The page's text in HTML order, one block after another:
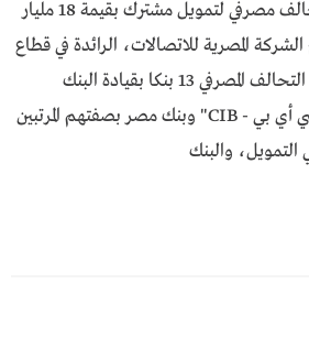
شارك بنك القاهرة، في تحالف مصرفي لتمويل مشترك بقيمة 18 مليار
لصالح الشركة المصرية للاتصالات، الرائدة في قطاع
الاتصالات في مصر. ويضم التحالف المصرفي 13 بنكا بقيادة البنك
التجاري الدولي – مصر "سي أي بي - CIB" وبنك مصر بصفتهم المرتبين
التمويل، والبنك